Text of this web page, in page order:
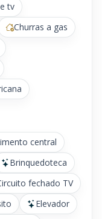
tv
Churras a gas
central
Brinquedoteca
fechado TV
Elevador